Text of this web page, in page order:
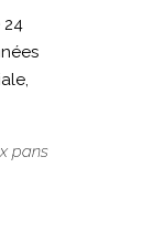
24
pans